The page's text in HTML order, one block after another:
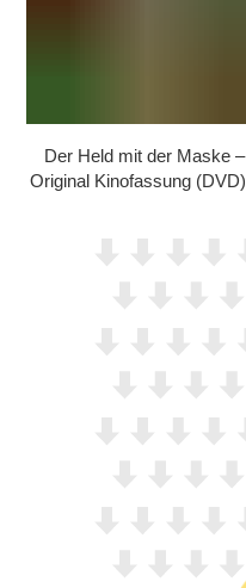
Der Held mit der Maske –
Original Kinofassung (DVD)